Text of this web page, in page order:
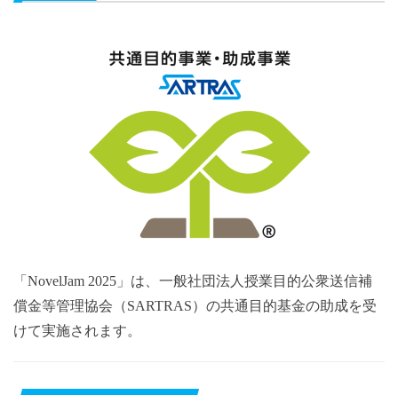
「NovelJam 2025」は、一般社団法人授業目的公衆送信補
償金等管理協会（SARTRAS）の共通目的基金の助成を受
けて実施されます。